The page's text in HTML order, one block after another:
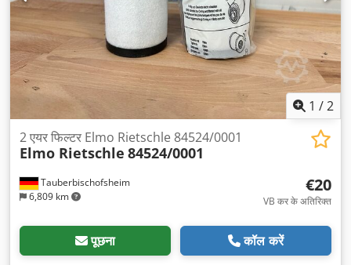
1 /2
Tauberbischofsheim
6,809 km
2 एयर फिल्टर Elmo Rietschle 84524/0001
Elmo Rietschle 84524/0001
€20
VB कर के अतिरिक्त
पूछना कॉल करें